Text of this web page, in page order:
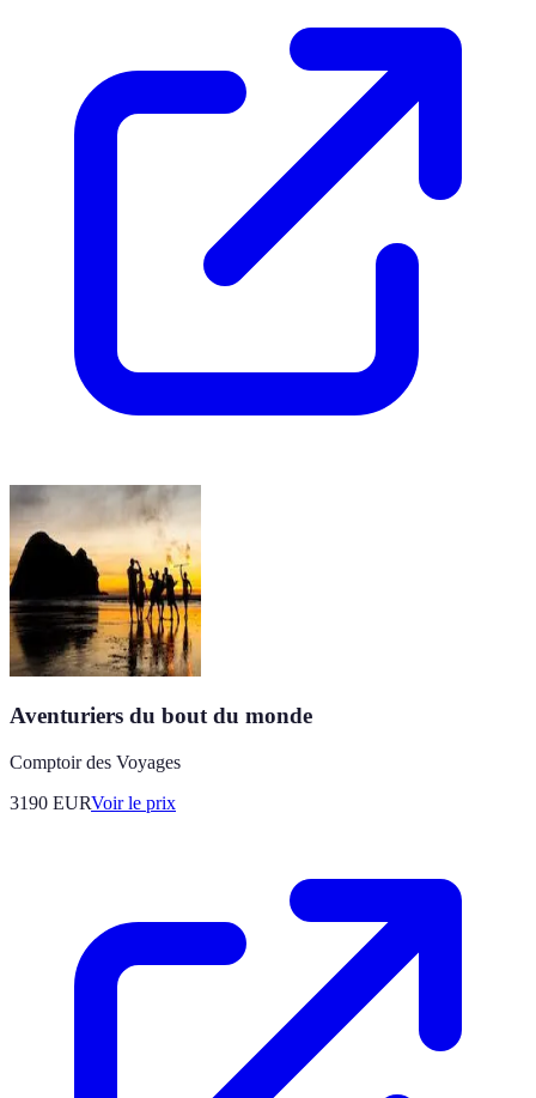
Aventuriers du bout du monde
Comptoir des Voyages
3190 EURVoir le prix